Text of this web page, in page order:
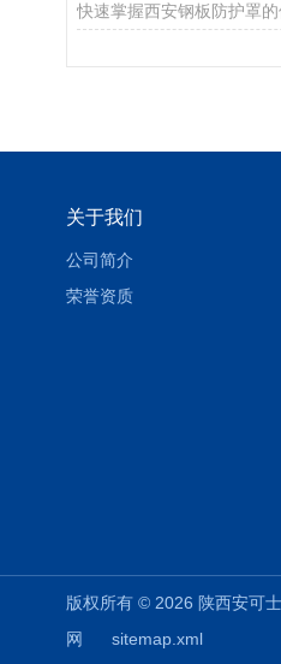
快速掌握西安钢板防护罩
关于我们
公司简介
荣誉资质
版权所有 © 2026 陕西安可
网
sitemap.xml